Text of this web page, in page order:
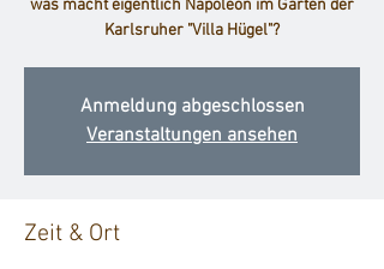
was macht eigentlich Napoleon im Garten der
Karlsruher "Villa Hügel"?
Anmeldung abgeschlossen
Veranstaltungen ansehen
Zeit & Ort